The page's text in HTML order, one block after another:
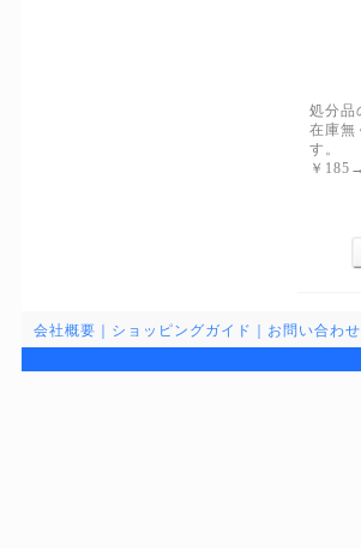
処分品
在庫無
す。
￥
会社概要 ショッピングガイド お問い合わせ